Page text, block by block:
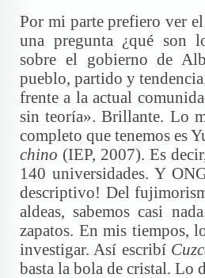
Por mi parte prefiero ver
una pregunta ¿qué son
sobre el gobierno de
pueblo, partido y
frente a la actual
sin teoría». Brillante. Lo
completo que tenemos es
chino (IEP, 2007). Es
140 universidades. Y
descriptivo! Del
aldeas, sabemos casi
zapatos. En mis tiempos,
investigar. Así escribí
basta la bola de cristal. Lo